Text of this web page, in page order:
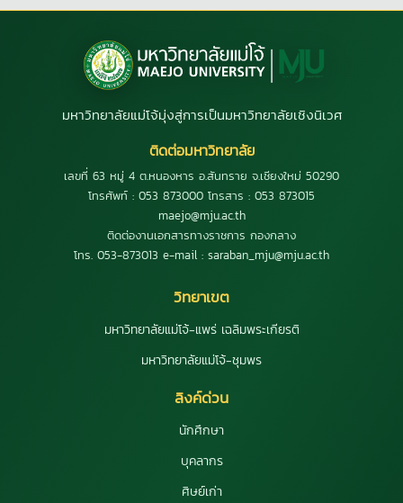
มหาวิทยาลัยแม่โจ้มุ่งสู่การเป็นมหาวิทยาลัยเชิงนิเวศ
ติดต่อมหาวิทยาลัย
เลขที่ 63 หมู่ 4 ต.หนองหาร อ.สันทราย จ.เชียงใหม่ 50290
โทรศัพท์ : 053 873000 โทรสาร : 053 873015
maejo@mju.ac.th
ติดต่องานเอกสารทางราชการ กองกลาง
โทร. 053-873013 e-mail : saraban_mju@mju.ac.th
วิทยาเขต
มหาวิทยาลัยแม่โจ้-แพร่ เฉลิมพระเกียรติ
มหาวิทยาลัยแม่โจ้-ชุมพร
ลิงค์ด่วน
นักศึกษา
บุคลากร
ศิษย์เก่า